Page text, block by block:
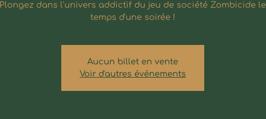
Plongez dans l'univers addictif du jeu de société Zombicide le
temps d'une soirée !
Aucun billet en vente
Voir d'autres événements